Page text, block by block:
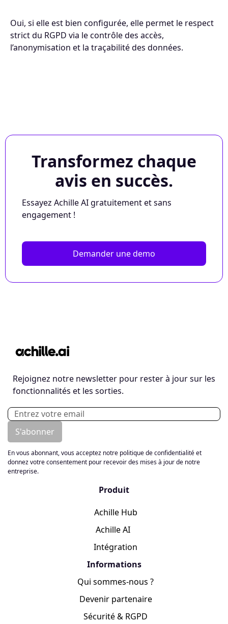
Oui, si elle est bien configurée, elle permet le respect
strict du RGPD via le contrôle des accès,
l’anonymisation et la traçabilité des données.
Transformez chaque
avis en succès.
Essayez Achille AI gratuitement et sans
engagement !
Demander une demo
Rejoignez notre newsletter pour rester à jour sur les
fonctionnalités et les sorties.
En vous abonnant, vous acceptez notre politique de confidentialité et
donnez votre consentement pour recevoir des mises à jour de notre
entreprise.
Produit
Achille Hub
Achille AI
Intégration
Informations
Qui sommes-nous ?
Devenir partenaire
Sécurité & RGPD